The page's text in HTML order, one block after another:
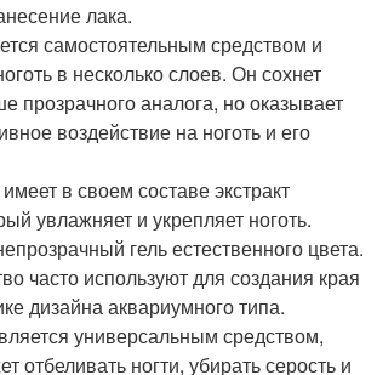
лака.
самостоятельным средством и
в несколько слоев. Он сохнет
прозрачного аналога, но оказывает
воздействие на ноготь и его
в своем составе экстракт
увлажняет и укрепляет ноготь.
гель естественного цвета.
часто используют для создания края
дизайна аквариумного типа.
универсальным средством,
отбеливать ногти, убирать серость и